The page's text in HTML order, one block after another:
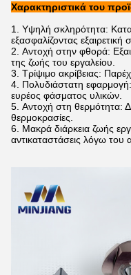
Χαρακτηριστικά του
Υψηλή σκληρότητα:
εξασφαλίζοντας εξαιρετική
Αντοχή στην φθορά:
της ζωής του εργαλείου.
Τρίψιμο ακρίβειας:
Πολυδιάστατη
ευρέος φάσματος υλικών.
Αντοχή στη θερμότητα:
θερμοκρασίες.
Μακρά διάρκεια ζωής
αντικαταστάσεις λόγω του